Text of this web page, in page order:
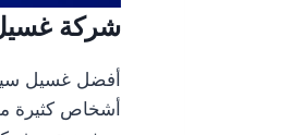
شركة غسيل
أفضل غسيل
أشخاص كثيرة